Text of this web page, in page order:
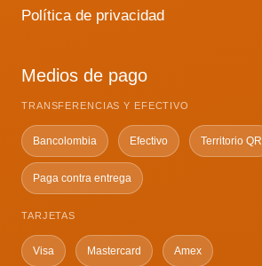
Política de privacidad
Medios de pago
TRANSFERENCIAS Y EFECTIVO
Bancolombia Efectivo Territorio QR
Paga contra entrega
TARJETAS
Visa Mastercard Amex